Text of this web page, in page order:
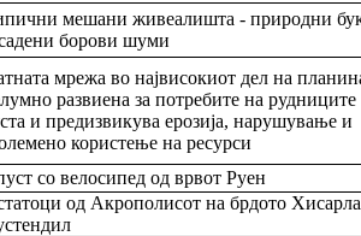
мешани живеалишта - природни
борови шуми
мрежа во највисокиот дел на
развиена за потребите на
и предизвикува ерозија, нарушување и
користење на ресурси
со велосипед од врвот Руен
од Акрополисот на брдото